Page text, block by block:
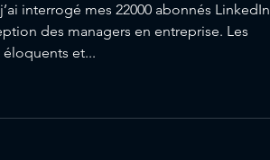
interrogé mes 22000 abonnés LinkedIn
des managers en entreprise. Les
éloquents et...